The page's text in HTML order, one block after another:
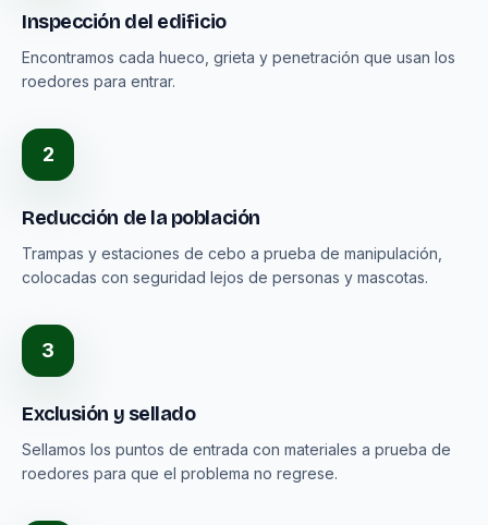
Inspección del edificio
Encontramos cada hueco, grieta y penetración que usan los
roedores para entrar.
2
Reducción de la población
Trampas y estaciones de cebo a prueba de manipulación,
colocadas con seguridad lejos de personas y mascotas.
3
Exclusión y sellado
Sellamos los puntos de entrada con materiales a prueba de
roedores para que el problema no regrese.